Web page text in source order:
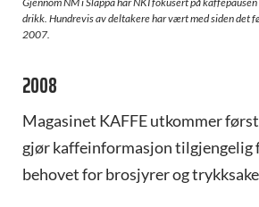
drikk. Hundrevis av deltakere har vært med siden det
2007.
2008
Magasinet KAFFE utkommer
gjør kaffeinformasjon tilgjengelig
behovet for brosjyrer og